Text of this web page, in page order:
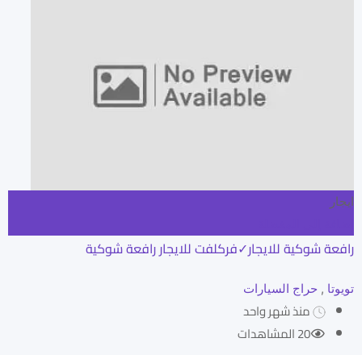
ايجار
رافعة شوكية للايجار✓فركلفت للايجار رافعة شوكية
تويوتا , حراج السيارات
منذ شهر واحد
20 المشاهدات